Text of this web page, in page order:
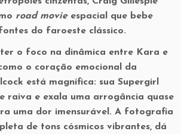
road movieespacial que bebe
do faroeste clássico.
o foco na dinâmica entre Kara e
o coração emocional da
está magnífica: sua Supergirl
raiva e exala uma arrogância quase
uma dor imensurável. A fotografia
de tons cósmicos vibrantes, dá